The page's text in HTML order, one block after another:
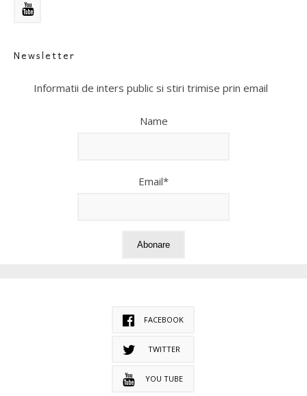
Newsletter
Informatii de inters public si stiri trimise prin email
Name
Email*
FACEBOOK
TWITTER
YOU TUBE